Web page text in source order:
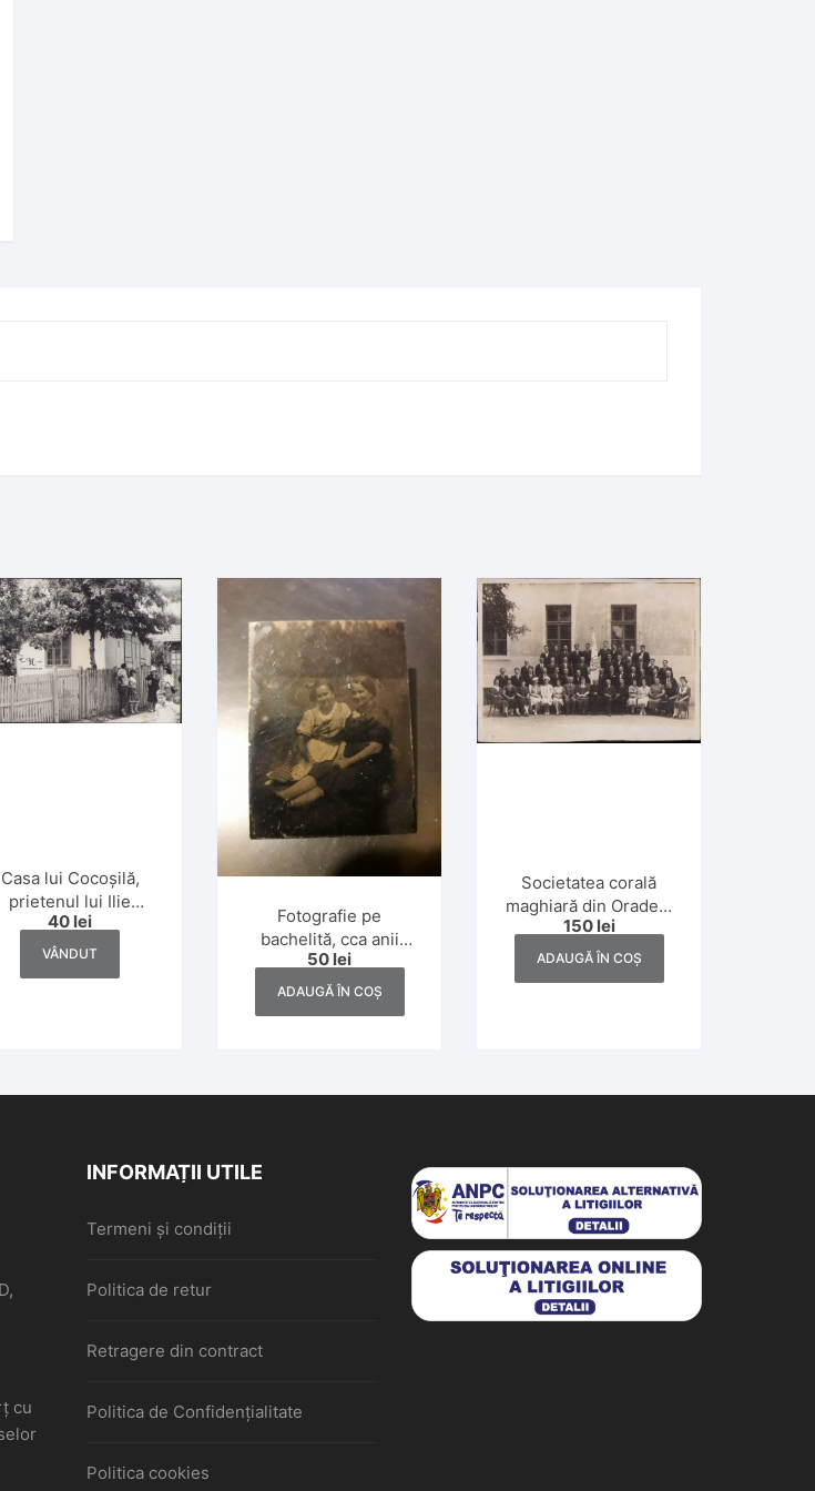
Casa lui Cocoșilă,
prietenul lui Ilie
Moromete 1986
Siliștea-Gumești
40 lei
VÂNDUT
Fotografie pe
bachelită, cca anii
1930
50 lei
ADAUGĂ ÎN COȘ
Societatea corală
maghiară din Oradea,
perioada interbelică
150 lei
ADAUGĂ ÎN COȘ
cu
INFORMAȚII UTILE
Termeni și condiții
Politica de retur
Retragere din contract
Politica de Confidențialitate
Politica cookies